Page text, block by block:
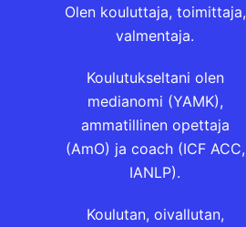
Olen kouluttaja, toimittaja,
valmentaja.
Koulutukseltani olen
medianomi (YAMK),
ammatillinen opettaja
(AmO) ja coach (ICF ACC,
IANLP).
Koulutan, oivallutan,